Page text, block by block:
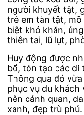
người khuyết tật,
trẻ em tàn tật, mồ
biệt khó khăn,
thiên tai, lũ lụt,
Huy động được
bổ, tôn tạo các di
Thông qua đó
phục vụ du khách
nên cảnh quan,
xanh, đẹp trù phú.